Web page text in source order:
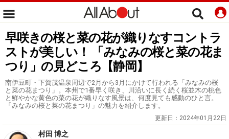
早咲きの桜と菜の花が織りなすコントラ
ストが美しい！ 「みなみの桜と菜の花ま
つり」の見どころ【静岡】
南伊豆町・下賀茂温泉周辺で2月から3月にかけて行われる「みなみの桜
と菜の花まつり」。本州で1番早く咲き、川沿いに長く続く桜並木の桃色
と鮮やかな黄色の菜の花が織りなす風景は、何度見ても感動のひと言。
「みなみの桜と菜の花まつり」の魅力を紹介します。
更新日： 2024年01月22日
村田 博之